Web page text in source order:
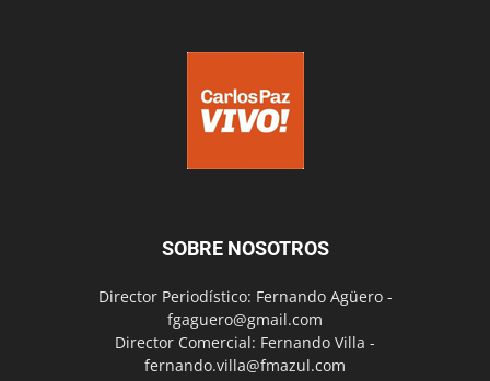
SOBRE NOSOTROS
Director Periodístico: Fernando Agüero -
fgaguero@gmail.com
Director Comercial: Fernando Villa -
fernando.villa@fmazul.com